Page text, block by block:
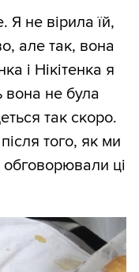
Я не вірила їй,
але так, вона
і Нікітенка я
вона не була
так скоро.
того, як ми
ці